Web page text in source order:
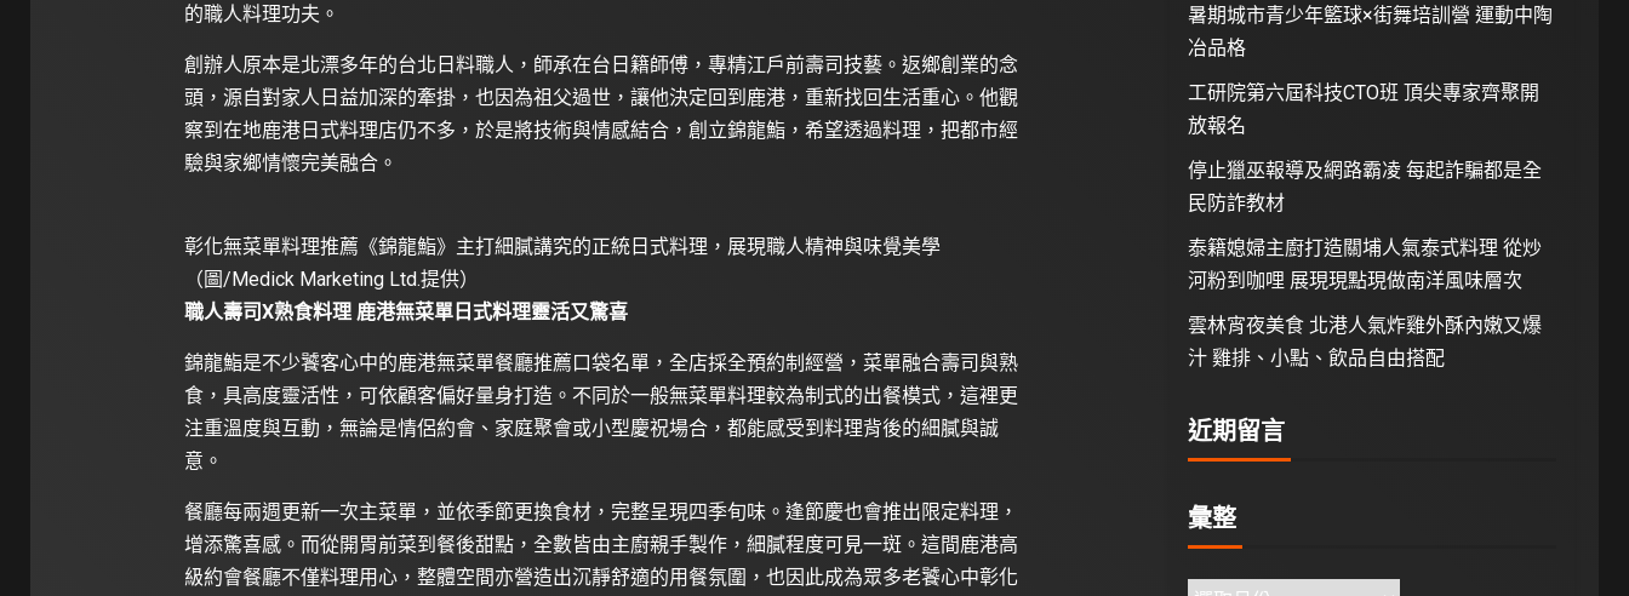
的職人料理功夫。
創辦人原本是北漂多年的台北日料職人，師承在台日籍師傅，專精江戶前壽司技藝。返鄉創業的念
頭，源自對家人日益加深的牽掛，也因為祖父過世，讓他決定回到鹿港，重新找回生活重心。他觀
察到在地鹿港日式料理店仍不多，於是將技術與情感結合，創立錦龍鮨，希望透過料理，把都市經
驗與家鄉情懷完美融合。
彰化無菜單料理推薦《錦龍鮨》主打細膩講究的正統日式料理，展現職人精神與味覺美學
（圖/Medick Marketing Ltd.提供）
職人壽司X熟食料理 鹿港無菜單日式料理靈活又驚喜
錦龍鮨是不少饕客心中的鹿港無菜單餐廳推薦口袋名單，全店採全預約制經營，菜單融合壽司與熟
食，具高度靈活性，可依顧客偏好量身打造。不同於一般無菜單料理較為制式的出餐模式，這裡更
注重溫度與互動，無論是情侶約會、家庭聚會或小型慶祝場合，都能感受到料理背後的細膩與誠
意。
餐廳每兩週更新一次主菜單，並依季節更換食材，完整呈現四季旬味。逢節慶也會推出限定料理，
增添驚喜感。而從開胃前菜到餐後甜點，全數皆由主廚親手製作，細膩程度可見一斑。這間鹿港高
級約會餐廳不僅料理用心，整體空間亦營造出沉靜舒適的用餐氛圍，也因此成為眾多老饕心中彰化
暑期城市青少年籃球×街舞培訓營 運動中陶
冶品格
工研院第六屆科技CTO班 頂尖專家齊聚開
放報名
停止獵巫報導及網路霸凌 每起詐騙都是全
民防詐教材
泰籍媳婦主廚打造關埔人氣泰式料理 從炒
河粉到咖哩 展現現點現做南洋風味層次
雲林宵夜美食 北港人氣炸雞外酥內嫩又爆
汁 雞排、小點、飲品自由搭配
近期留言
彙整